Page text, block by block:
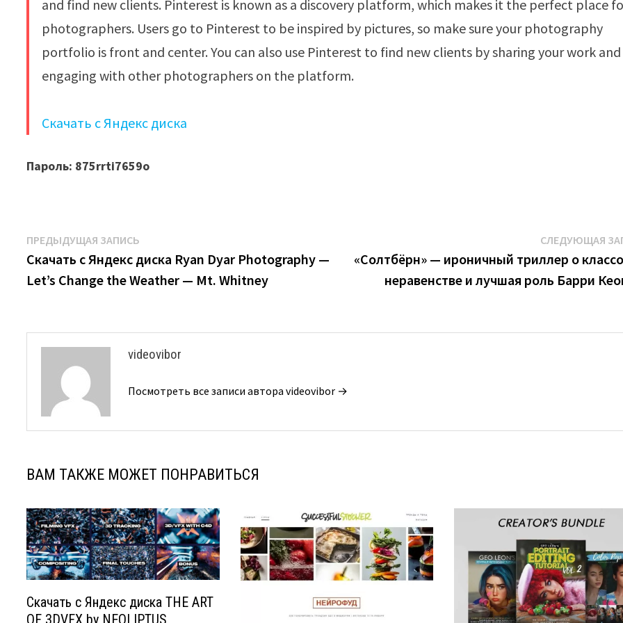
and find new clients. Pinterest is known as a discovery platform, which makes it the perfect place
photographers. Users go to Pinterest to be inspired by pictures, so make sure your photography
portfolio is front and center. You can also use Pinterest to find new clients by sharing your work and
engaging with other photographers on the platform.
Скачать с Яндекс диска
Пароль: 875rrti7659o
Навигация
по
записям
ПРЕДЫДУЩАЯ ЗАПИСЬ
запись:
Скачать с Яндекс диска Ryan Dyar Photography —
Let’s Change the Weather — Mt. Whitney
СЛЕДУЮЩАЯ
«Солтбёрн» — ироничный триллер о
неравенстве и лучшая роль Барри
videovibor
Посмотреть все записи автора videovibor →
ВАМ ТАКЖЕ МОЖЕТ ПОНРАВИТЬСЯ
Скачать с Яндекс диска THE ART
OF 3DVFX by NEOLIPTUS